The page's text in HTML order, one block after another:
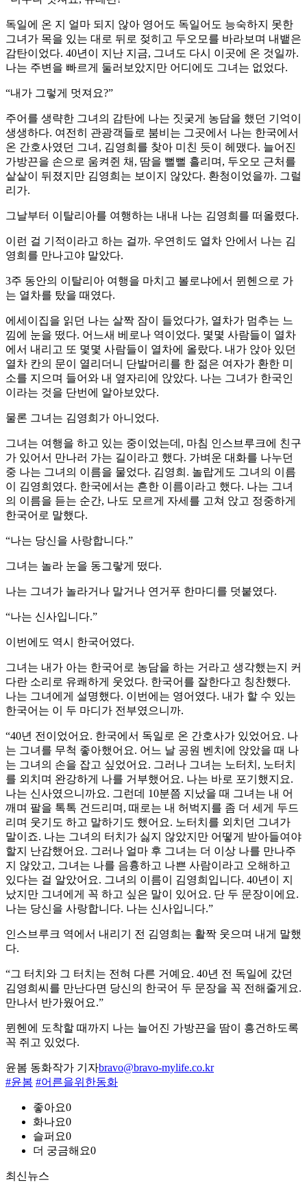
독일에 온 지 얼마 되지 않아 영어도 독일어도 능숙하지 못한
그녀가 목을 있는 대로 뒤로 젖히고 두오모를 바라보며 내뱉은
감탄이었다. 40년이 지난 지금, 그녀도 다시 이곳에 온 것일까.
나는 주변을 빠르게 둘러보았지만 어디에도 그녀는 없었다.
“내가 그렇게 멋져요?”
주어를 생략한 그녀의 감탄에 나는 짓궂게 농담을 했던 기억이
생생하다. 여전히 관광객들로 붐비는 그곳에서 나는 한국에서
온 간호사였던 그녀, 김영희를 찾아 미친 듯이 헤맸다. 늘어진
가방끈을 손으로 움켜쥔 채, 땀을 뻘뻘 흘리며, 두오모 근처를
샅샅이 뒤졌지만 김영희는 보이지 않았다. 환청이었을까. 그럴
리가.
그날부터 이탈리아를 여행하는 내내 나는 김영희를 떠올렸다.
이런 걸 기적이라고 하는 걸까. 우연히도 열차 안에서 나는 김
영희를 만나고야 말았다.
3주 동안의 이탈리아 여행을 마치고 볼로냐에서 뮌헨으로 가
는 열차를 탔을 때였다.
에세이집을 읽던 나는 살짝 잠이 들었다가, 열차가 멈추는 느
낌에 눈을 떴다. 어느새 베로나 역이었다. 몇몇 사람들이 열차
에서 내리고 또 몇몇 사람들이 열차에 올랐다. 내가 앉아 있던
열차 칸의 문이 열리더니 단발머리를 한 젊은 여자가 환한 미
소를 지으며 들어와 내 옆자리에 앉았다. 나는 그녀가 한국인
이라는 것을 단번에 알아보았다.
물론 그녀는 김영희가 아니었다.
그녀는 여행을 하고 있는 중이었는데, 마침 인스브루크에 친구
가 있어서 만나러 가는 길이라고 했다. 가벼운 대화를 나누던
중 나는 그녀의 이름을 물었다. 김영희. 놀랍게도 그녀의 이름
이 김영희였다. 한국에서는 흔한 이름이라고 했다. 나는 그녀
의 이름을 듣는 순간, 나도 모르게 자세를 고쳐 앉고 정중하게
한국어로 말했다.
“나는 당신을 사랑합니다.”
그녀는 놀라 눈을 동그랗게 떴다.
나는 그녀가 놀라거나 말거나 연거푸 한마디를 덧붙였다.
“나는 신사입니다.”
이번에도 역시 한국어였다.
그녀는 내가 아는 한국어로 농담을 하는 거라고 생각했는지 커
다란 소리로 유쾌하게 웃었다. 한국어를 잘한다고 칭찬했다.
나는 그녀에게 설명했다. 이번에는 영어였다. 내가 할 수 있는
한국어는 이 두 마디가 전부였으니까.
“40년 전이었어요. 한국에서 독일로 온 간호사가 있었어요. 나
는 그녀를 무척 좋아했어요. 어느 날 공원 벤치에 앉았을 때 나
는 그녀의 손을 잡고 싶었어요. 그러나 그녀는 노터치, 노터치
를 외치며 완강하게 나를 거부했어요. 나는 바로 포기했지요.
나는 신사였으니까요. 그런데 10분쯤 지났을 때 그녀는 내 어
깨며 팔을 톡톡 건드리며, 때로는 내 허벅지를 좀 더 세게 두드
리며 웃기도 하고 말하기도 했어요. 노터치를 외치던 그녀가
말이죠. 나는 그녀의 터치가 싫지 않았지만 어떻게 받아들여야
할지 난감했어요. 그러나 얼마 후 그녀는 더 이상 나를 만나주
지 않았고, 그녀는 나를 음흉하고 나쁜 사람이라고 오해하고
있다는 걸 알았어요. 그녀의 이름이 김영희입니다. 40년이 지
났지만 그녀에게 꼭 하고 싶은 말이 있어요. 단 두 문장이에요.
나는 당신을 사랑합니다. 나는 신사입니다.”
인스브루크 역에서 내리기 전 김영희는 활짝 웃으며 내게 말했
다.
“그 터치와 그 터치는 전혀 다른 거예요. 40년 전 독일에 갔던
김영희씨를 만난다면 당신의 한국어 두 문장을 꼭 전해줄게요.
만나서 반가웠어요.”
뮌헨에 도착할 때까지 나는 늘어진 가방끈을 땀이 흥건하도록
꼭 쥐고 있었다.
윤봄 동화작가 기자bravo@bravo-mylife.co.kr
#윤봄 #어른을위한동화
좋아요0
화나요0
슬퍼요0
더 궁금해요0
최신뉴스